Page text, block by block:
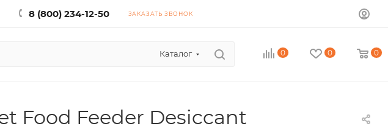
8 (800) 234-12-50 ЗАКАЗАТЬ ЗВОНОК
Каталог 0 0 0
Food Feeder Desiccant